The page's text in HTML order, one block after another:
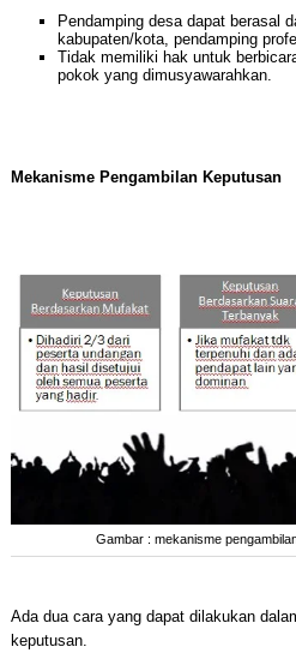
Pendamping desa dapat berasal
kabupaten/kota, pendamping
Tidak memiliki hak untuk
pokok yang dimusyawarahkan.
Mekanisme Pengambilan Keputusan
Gambar : mekanisme
Ada dua cara yang dapat dilakukan
keputusan.